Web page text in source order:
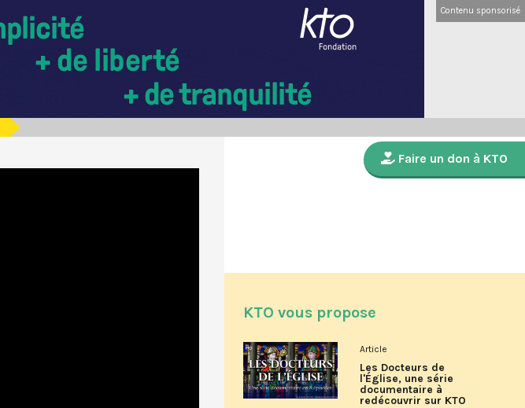
Contenu sponsorisé
Faire un don à KTO
KTO vous propose
Article
Les Docteurs de
l'Église, une série
documentaire à
redécouvrir sur KTO